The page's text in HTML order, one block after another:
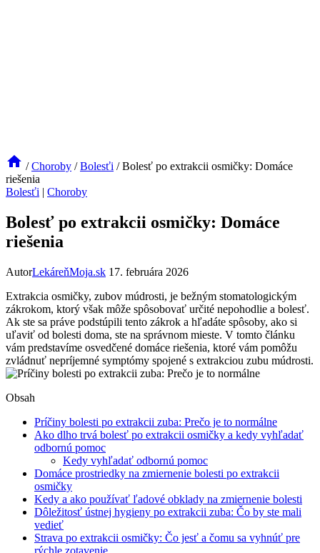
/ Choroby / Bolesťi / Bolesť po extrakcii osmičky: Domáce
riešenia
Bolesťi | Choroby
Bolesť po extrakcii osmičky: Domáce
riešenia
AutorLekáreňMoja.sk 17. februára 2026
Extrakcia osmičky, zubov múdrosti, je bežným stomatologickým
zákrokom, ktorý však môže spôsobovať určité nepohodlie a bolesť.
Ak ste sa práve podstúpili tento zákrok a hľadáte spôsoby, ako si
uľaviť od bolesti doma, ste na správnom mieste. V tomto článku
vám predstavíme osvedčené domáce riešenia, ktoré vám pomôžu
zvládnuť nepríjemné symptómy spojené s extrakciou zubu múdrosti.
Obsah
Príčiny bolesti po extrakcii zuba: Prečo je to normálne
Ako dlho trvá bolesť po extrakcii osmičky a kedy vyhľadať
odbornú pomoc
Kedy vyhľadať odbornú pomoc
Domáce prostriedky na zmiernenie bolesti po extrakcii
osmičky
Kedy a ako používať ľadové obklady na zmiernenie bolesti
Dôležitosť ústnej hygieny po extrakcii zuba: Čo by ste mali
vedieť
Strava po extrakcii osmičky: Čo jesť a čomu sa vyhnúť pre
rýchle zotavenie